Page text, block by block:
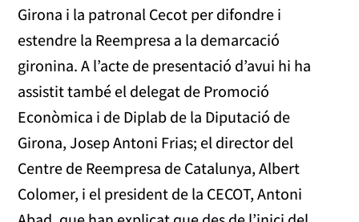
Girona i la patronal Cecot per difondre i
estendre la Reempresa a la demarcació
gironina. A l’acte de presentació d’avui hi ha
assistit també el delegat de Promoció
Econòmica i de Diplab de la Diputació de
Girona, Josep Antoni Frias; el director del
Centre de Reempresa de Catalunya, Albert
Colomer, i el president de la CECOT, Antoni